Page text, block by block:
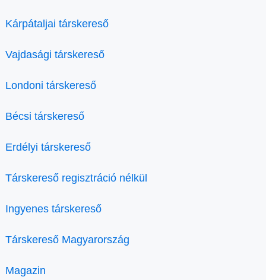
Kárpátaljai társkereső
Vajdasági társkereső
Londoni társkereső
Bécsi társkereső
Erdélyi társkereső
Társkereső regisztráció nélkül
Ingyenes társkereső
Társkereső Magyarország
Magazin